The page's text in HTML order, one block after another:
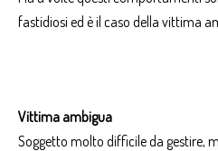
fastidiosi ed è il caso della vittima
Vittima ambigua
Soggetto molto difficile da gestire,